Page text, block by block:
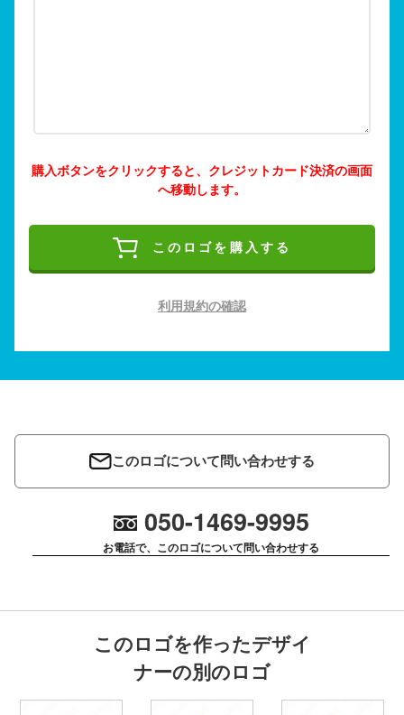
購入ボタンをクリックすると、クレジットカード決済の画面
へ移動します。
このロゴを購入する
利用規約の確認
このロゴについて問い合わせする
050-1469-9995
お電話で、このロゴについて問い合わせする
このロゴを作ったデザイ
ナーの別のロゴ